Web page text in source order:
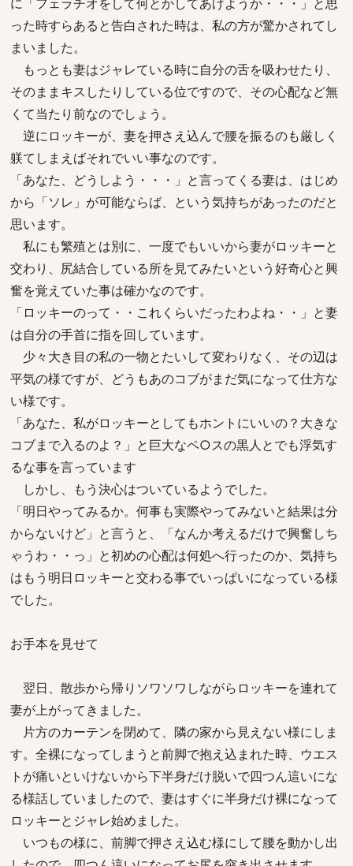
った時すらあると告白された時は、私の方が驚かされてし
まいました。
もっとも妻はジャレている時に自分の舌を吸わせたり、
そのままキスしたりしている位ですので、その心配など無
くて当たり前なのでしょう。
逆にロッキーが、妻を押さえ込んで腰を振るのも厳しく
躾てしまえばそれでいい事なのです。
「あなた、どうしよう・・・」と言ってくる妻は、はじめ
から「ソレ」が可能ならば、という気持ちがあったのだと
思います。
私にも繁殖とは別に、一度でもいいから妻がロッキーと
交わり、尻結合している所を見てみたいという好奇心と興
奮を覚えていた事は確かなのです。
「ロッキーのって・・これくらいだったわよね・・」と妻
は自分の手首に指を回しています。
少々大き目の私の一物とたいして変わりなく、その辺は
平気の様ですが、どうもあのコブがまだ気になって仕方な
い様です。
「あなた、私がロッキーとしてもホントにいいの？大きな
コブまで入るのよ？」と巨大なペ○スの黒人とでも浮気す
るな事を言っています
しかし、もう決心はついているようでした。
「明日やってみるか。何事も実際やってみないと結果は分
からないけど」と言うと、「なんか考えるだけで興奮しち
ゃうわ・・っ」と初めの心配は何処へ行ったのか、気持ち
はもう明日ロッキーと交わる事でいっぱいになっている様
でした。
お手本を見せて
翌日、散歩から帰りソワソワしながらロッキーを連れて
妻が上がってきました。
片方のカーテンを閉めて、隣の家から見えない様にしま
す。全裸になってしまうと前脚で抱え込まれた時、ウエス
トが痛いといけないから下半身だけ脱いで四つん這いにな
る様話していましたので、妻はすぐに半身だけ裸になって
ロッキーとジャレ始めました。
いつもの様に、前脚で押さえ込む様にして腰を動かし出